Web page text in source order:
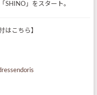
SHINO」をスタート。
はこちら】